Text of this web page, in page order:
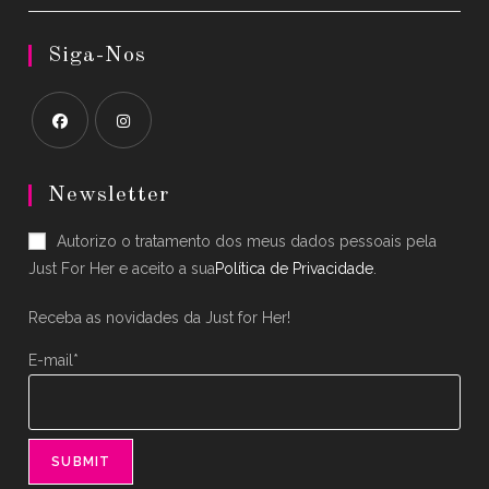
Siga-Nos
in
new
tab
in
new
tab
Newsletter
Autorizo o tratamento dos meus dados pessoais pela
Just For Her e aceito a suaPolítica de Privacidade
Receba as novidades da Just for Her!
E-mail*